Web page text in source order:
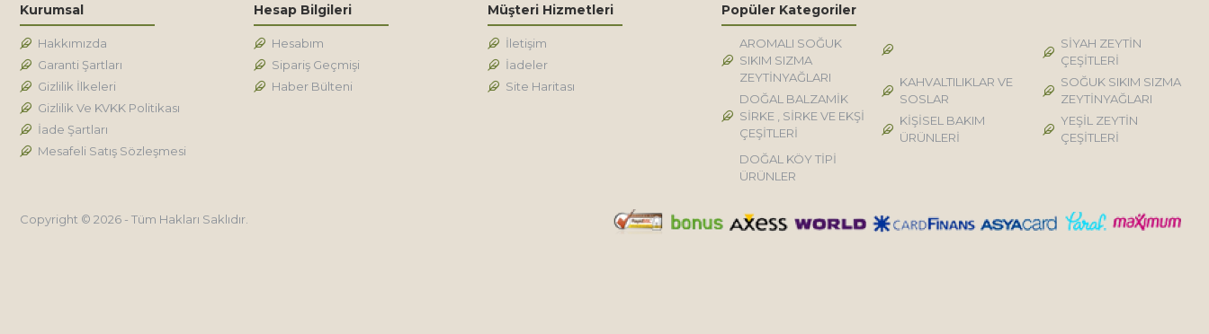
Kurumsal
Hakkımızda
Garanti Şartları
Gizlilik İlkeleri
Gizlilik Ve KVKK Politikası
İade Şartları
Mesafeli Satış Sözleşmesi
Hesap Bilgileri
Hesabım
Sipariş Geçmişi
Haber Bülteni
Müşteri Hizmetleri
İletişim
İadeler
Site Haritası
Popüler Kategoriler
AROMALI SOĞUK
SIKIM SIZMA
ZEYTİNYAĞLARI
DOĞAL BALZAMİK
SİRKE , SİRKE VE EKŞİ
ÇEŞİTLERİ
KAHVALTILIKLAR VE
SOSLAR
KİŞİSEL BAKIM
ÜRÜNLERİ
SİYAH ZEYTİN
ÇEŞİTLERİ
SOĞUK SIKIM SIZMA
ZEYTİNYAĞLARI
YEŞİL ZEYTİN
ÇEŞİTLERİ
Copyright © 2026 - Tüm Hakları Saklıdır.